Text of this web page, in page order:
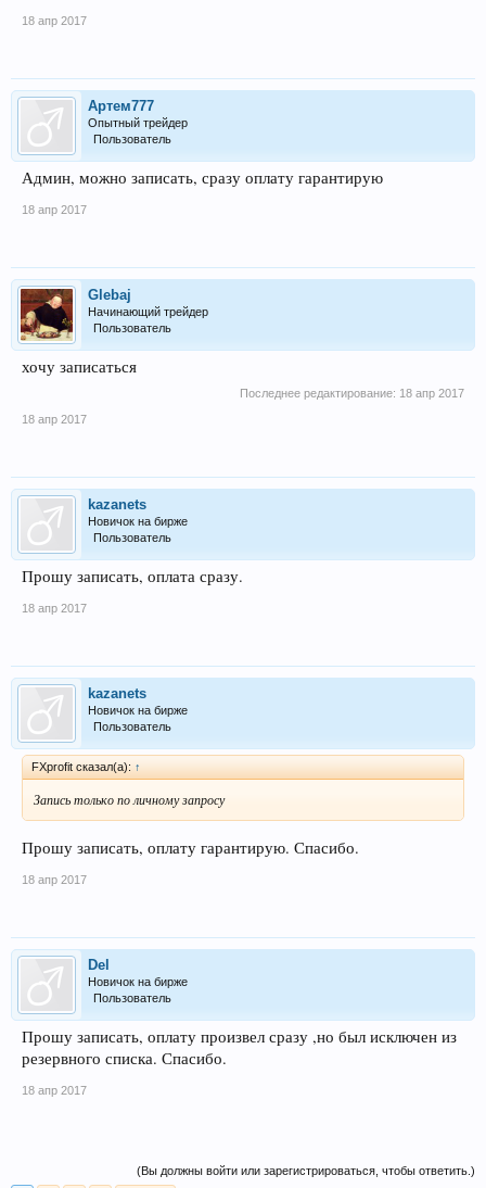
18 апр 2017
Артем777
Опытный трейдер
Пользователь
Админ, можно записать, сразу оплату гарантирую
18 апр 2017
Glebaj
Начинающий трейдер
Пользователь
хочу записаться
Последнее редактирование: 18 апр 2017
18 апр 2017
kazanets
Новичок на бирже
Пользователь
Прошу записать, оплата сразу.
18 апр 2017
kazanets
Новичок на бирже
Пользователь
FXprofit сказал(а): ↑
Запись только по личному запросу
Прошу записать, оплату гарантирую. Спасибо.
18 апр 2017
Del
Новичок на бирже
Пользователь
Прошу записать, оплату произвел сразу ,но был исключен из
резервного списка. Спасибо.
18 апр 2017
(Вы должны войти или зарегистрироваться, чтобы ответить.)